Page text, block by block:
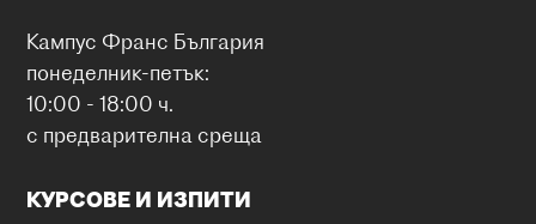
Кампус Франс България
понеделник-петък:
10:00 - 18:00 ч.
с предварителна среща
КУРСОВЕ И ИЗПИТИ